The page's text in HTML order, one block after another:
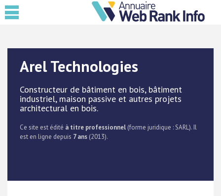
Arel Technologies
Constructeur de bâtiment en bois, bâtiment
industriel, maison passive et autres projets
architectural en bois.
Ce site est édité à titre professionnel (forme juridique : SARL). Il
est en ligne depuis 7 ans (2013).